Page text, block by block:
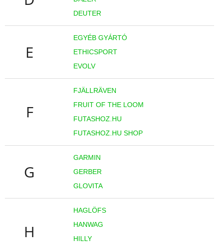
DEUTER
E
EGYÉB GYÁRTÓ
ETHICSPORT
EVOLV
F
FJÄLLRÄVEN
FRUIT OF THE LOOM
FUTASHOZ.HU
FUTASHOZ.HU SHOP
G
GARMIN
GERBER
GLOVITA
H
HAGLÖFS
HANWAG
HILLY